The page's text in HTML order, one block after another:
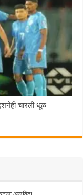
चारली धूळ